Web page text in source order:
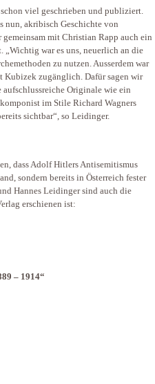
viel geschrieben und publiziert.
nun, akribisch Geschichte von
mit Christian Rapp auch ein
war es uns, neuerlich an die
zu nutzen. Ausserdem war
Kubizek zugänglich. Dafür sagen wir
aufschlussreiche Originale wie ein
im Stile Richard Wagners
sichtbar“, so Leidinger.
dass Adolf Hitlers Antisemitismus
sondern bereits in Österreich fester
Hannes Leidinger sind auch die
erschienen ist:
– 1914“